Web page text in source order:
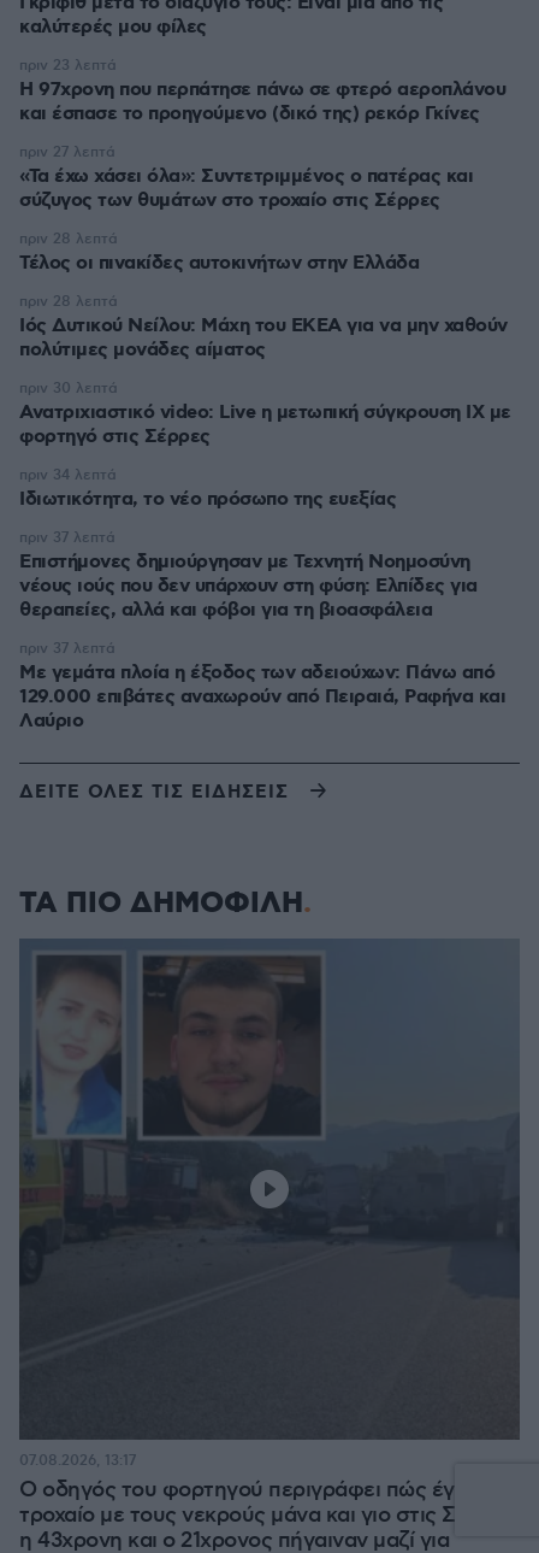
καλύτερές μου φίλες
Η 97χρονη που περπάτησε πάνω σε φτερό αεροπλάνου
και έσπασε το προηγούμενο (δικό της) ρεκόρ Γκίνες
πριν 23 λεπτά
«Τα έχω χάσει όλα»: Συντετριμμένος ο πατέρας και
σύζυγος των θυμάτων στο τροχαίο στις Σέρρες
πριν 27 λεπτά
Τέλος οι πινακίδες αυτοκινήτων στην Ελλάδα
πριν 28 λεπτά
Ιός Δυτικού Νείλου: Μάχη του ΕΚΕΑ για να μην χαθούν
πολύτιμες μονάδες αίματος
πριν 28 λεπτά
Ανατριχιαστικό video: Live η μετωπική σύγκρουση ΙΧ με
φορτηγό στις Σέρρες
πριν 30 λεπτά
Ιδιωτικότητα, το νέο πρόσωπο της ευεξίας
πριν 34 λεπτά
Επιστήμονες δημιούργησαν με Τεχνητή Νοημοσύνη
νέους ιούς που δεν υπάρχουν στη φύση: Ελπίδες για
θεραπείες, αλλά και φόβοι για τη βιοασφάλεια
πριν 37 λεπτά
Με γεμάτα πλοία η έξοδος των αδειούχων: Πάνω από
129.000 επιβάτες αναχωρούν από Πειραιά, Ραφήνα και
Λαύριο
πριν 37 λεπτά
ΔΕΙΤΕ ΟΛΕΣ ΤΙΣ ΕΙΔΗΣΕΙΣ
ΤΑ ΠΙΟ ΔΗΜΟΦΙΛΗ
Ο οδηγός του φορτηγού περιγράφει πώς έγινε το
τροχαίο με τους νεκρούς μάνα και γιο στις Σέρρες,
η 43χρονη και ο 21χρονος πήγαιναν μαζί για
07.08.2026, 13:17